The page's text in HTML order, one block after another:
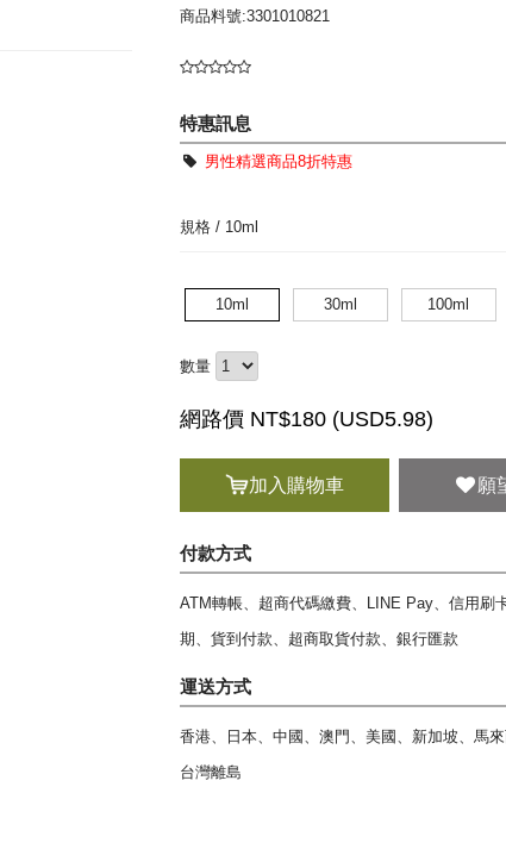
商品料號:3301010821
特惠訊息
男性精選商品8折特惠
規格 / 10ml
10ml 30ml 100ml
數量
網路價 NT$180 (USD5.98)
加入購物車 願
付款方式
ATM轉帳、超商代碼繳費、LINE Pay、信用刷
期、貨到付款、超商取貨付款、銀行匯款
運送方式
香港、日本、中國、澳門、美國、新加坡、馬來
台灣離島